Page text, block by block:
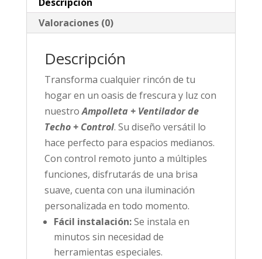
Valoraciones (0)
Descripción
Transforma cualquier rincón de tu
hogar en un oasis de frescura y luz con
nuestroAmpolleta + Ventilador de
Techo + Control. Su diseño versátil lo
hace perfecto para espacios medianos.
Con control remoto junto a múltiples
funciones, disfrutarás de una brisa
suave, cuenta con una iluminación
personalizada en todo momento.
Fácil instalación:Se instala en
minutos sin necesidad de
herramientas especiales.